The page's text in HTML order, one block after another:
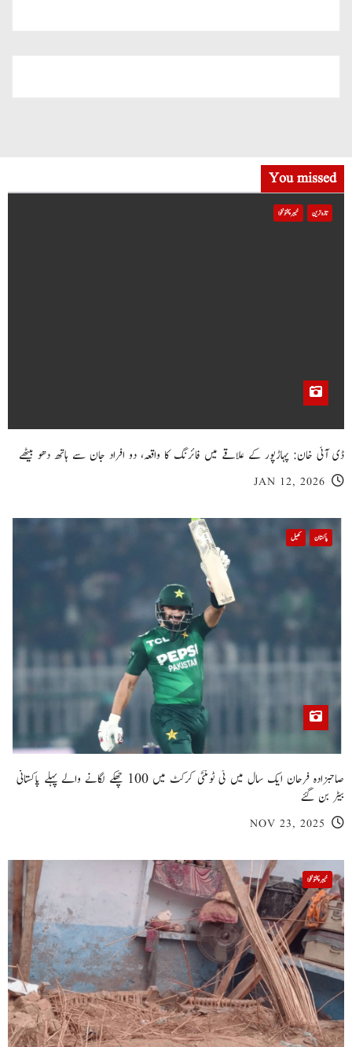
You missed
تازہ ترین خیبر پختونخوا
ڈی آئی خان: پہاڑپور کے علاقے میں فائرنگ کا واقعہ، دو افراد جان سے ہاتھ دھو بیٹھے
JAN 12, 2026
پاکستان کھیل
صاحبزادہ فرحان ایک سال میں ٹی ٹوئنٹی کرکٹ میں 100 چھکے لگانے والے پہلے پاکستانی
بیٹر بن گئے
NOV 23, 2025
خیبر پختونخوا